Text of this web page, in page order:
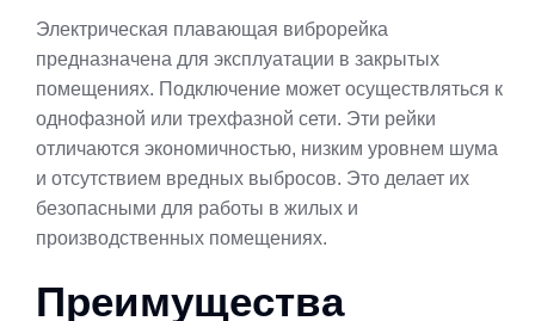
Электрическая плавающая виброрейка
предназначена для эксплуатации в закрытых
помещениях. Подключение может осуществляться к
однофазной или трехфазной сети. Эти рейки
отличаются экономичностью, низким уровнем шума
и отсутствием вредных выбросов. Это делает их
безопасными для работы в жилых и
производственных помещениях.
Преимущества